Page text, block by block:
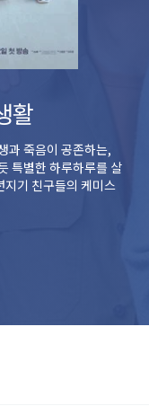
활
과 죽음이 공존하는,
특별한 하루하루를 살
지기 친구들의 케미스